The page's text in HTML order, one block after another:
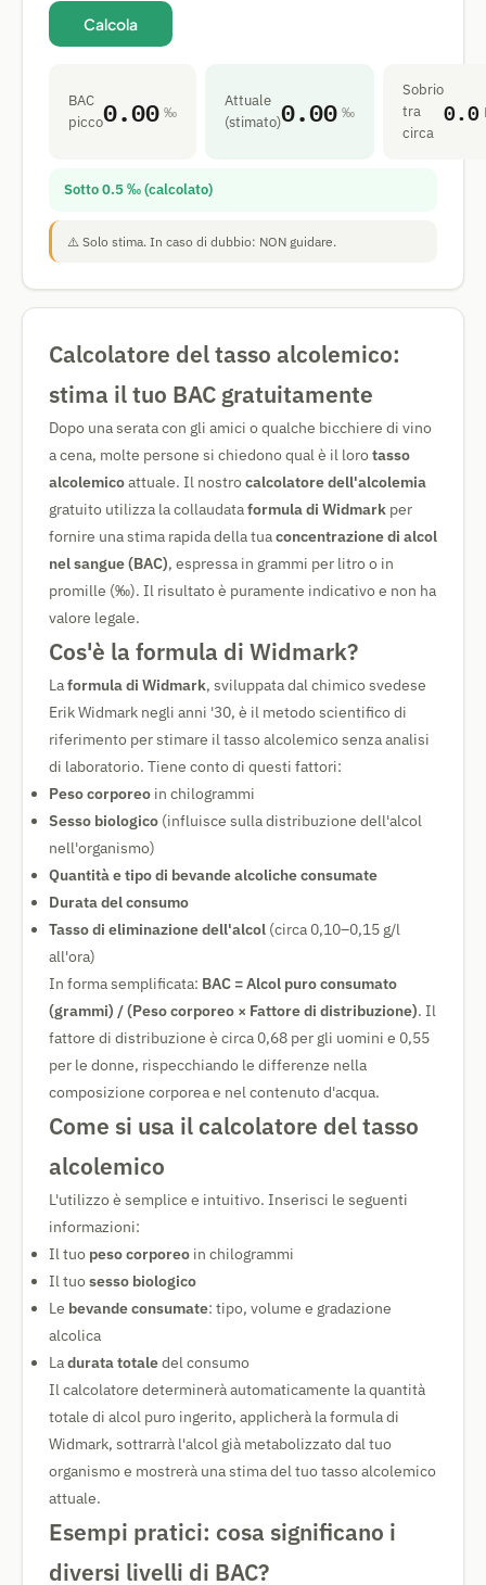
Calcola
BAC
picco0.00 ‰
Attuale
(stimato)0.00 ‰
Sobrio
tra
circa
0.0
Sotto 0.5 ‰ (calcolato)
⚠️ Solo stima. In caso di dubbio: NON guidare.
Calcolatore del tasso alcolemico:
stima il tuo BAC gratuitamente
Dopo una serata con gli amici o qualche bicchiere di vino
a cena, molte persone si chiedono qual è il lorotasso
alcolemicoattuale. Il nostrocalcolatore dell'alcolemia
gratuito utilizza la collaudataformula di Widmark per
fornire una stima rapida della tuaconcentrazione di alcol
nel sangue (BAC), espressa in grammi per litro o in
promille (‰). Il risultato è puramente indicativo e non ha
valore legale.
Cos'è la formula di Widmark?
Laformula di Widmark, sviluppata dal chimico svedese
Erik Widmark negli anni '30, è il metodo scientifico di
riferimento per stimare il tasso alcolemico senza analisi
di laboratorio. Tiene conto di questi fattori:
Peso corporeo in chilogrammi
Sesso biologico (influisce sulla distribuzione dell'alcol
nell'organismo)
Quantità e tipo di bevande alcoliche consumate
Durata del consumo
Tasso di eliminazione dell'alcol (circa 0,10–0,15 g/l
all'ora)
In forma semplificata: BAC = Alcol puro consumato
(grammi) / (Peso corporeo × Fattore di distribuzione). Il
fattore di distribuzione è circa 0,68 per gli uomini e 0,55
per le donne, rispecchiando le differenze nella
composizione corporea e nel contenuto d'acqua.
Come si usa il calcolatore del tasso
alcolemico
L'utilizzo è semplice e intuitivo. Inserisci le seguenti
informazioni:
Il tuo peso corporeo in chilogrammi
Il tuosesso biologico
Le bevande consumate: tipo, volume e gradazione
alcolica
Ladurata totaledel consumo
Il calcolatore determinerà automaticamente la quantità
totale di alcol puro ingerito, applicherà la formula di
Widmark, sottrarrà l'alcol già metabolizzato dal tuo
organismo e mostrerà una stima del tuo tasso alcolemico
attuale.
Esempi pratici: cosa significano i
diversi livelli di BAC?